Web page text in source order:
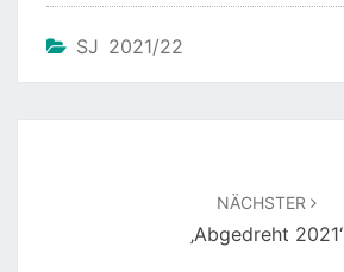
SJ 2021/22
NÄCHSTER
‚Abgedreht 2021‘